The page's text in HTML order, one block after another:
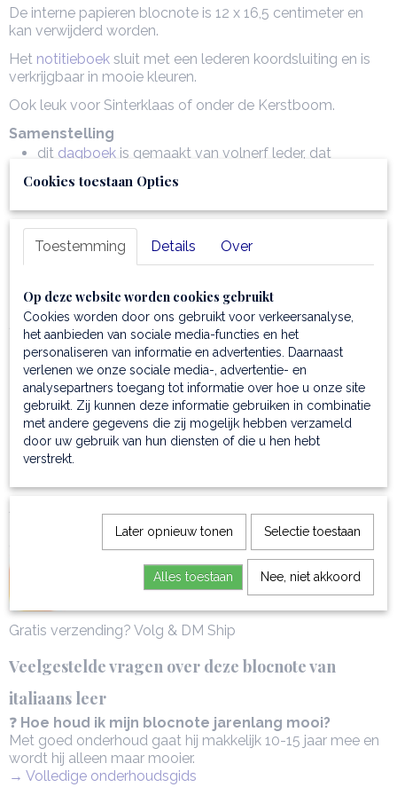
De interne papieren blocnote is 12 x 16,5 centimeter en
kan verwijderd worden.
Het notitieboek sluit met een lederen koordsluiting en is
verkrijgbaar in mooie kleuren.
Ook leuk voor Sinterklaas of onder de Kerstboom.
Samenstelling
dit dagboek is gemaakt van volnerf leder, dat
plantaardig is gelooid en handmatig is
Binnenkant
verwijderbare blocnote 12 x 16.50 cm
hot-stamping met het Tuscany Leather logo
Sluiting
koordsluiting
Laatste update van dit
product:
10 maart 2026
Altijd de actuele kleuren en
onderhoudstips voor jouw
*Schrijf een review
* Wil je ons volgen op Instagram?
Gratis verzending? Volg & DM Ship
Veelgestelde vragen over deze blocnote van
italiaans leer
❓ Hoe houd ik mijn blocnote jarenlang mooi?
Met goed onderhoud gaat hij makkelijk 10-15 jaar mee en
wordt hij alleen maar mooier.
→ Volledige onderhoudsgids
Cookies toestaan Opties
Toestemming Details Over
Op deze website worden cookies gebruikt
Cookies worden door ons gebruikt voor verkeersanalyse,
het aanbieden van sociale media-functies en het
personaliseren van informatie en advertenties. Daarnaast
verlenen we onze sociale media-, advertentie- en
analysepartners toegang tot informatie over hoe u onze site
gebruikt. Zij kunnen deze informatie gebruiken in combinatie
met andere gegevens die zij mogelijk hebben verzameld
door uw gebruik van hun diensten of die u hen hebt
verstrekt.
Later opnieuw tonen Selectie toestaan
Alles toestaan Nee, niet akkoord